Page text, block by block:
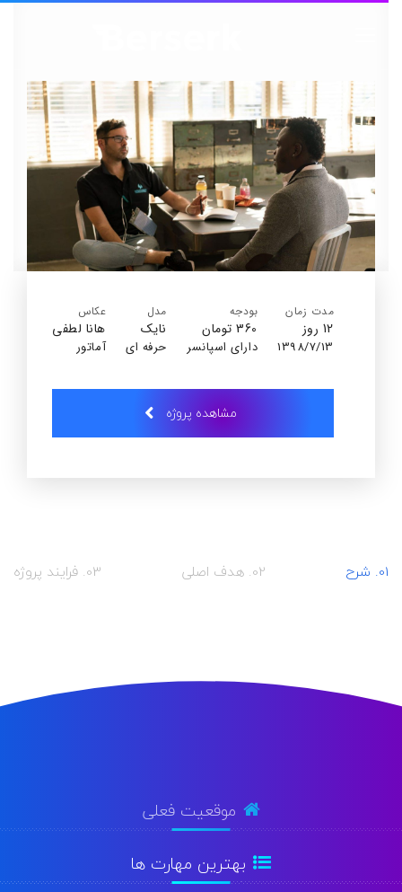
مدت زمان
1398/7/13
بودجه
360 تومان
دارای اسپانسر
مدل
نایک
حرفه ای
عکاس
هانا لطفی
آماتور
مشاهده پروژه
03. فرایند پروژه
موقعیت فعلی
بهترین مهارت ها